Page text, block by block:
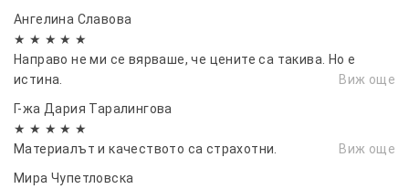
Ангелина Славова
★ ★ ★ ★ ★
Направо не ми се вярваше, че цените са такива. Но е
истина.
Виж още
Г-жа Дария Таралингова
★ ★ ★ ★ ★
Материалът и качеството са страхотни.
Виж още
Мира Чупетловска